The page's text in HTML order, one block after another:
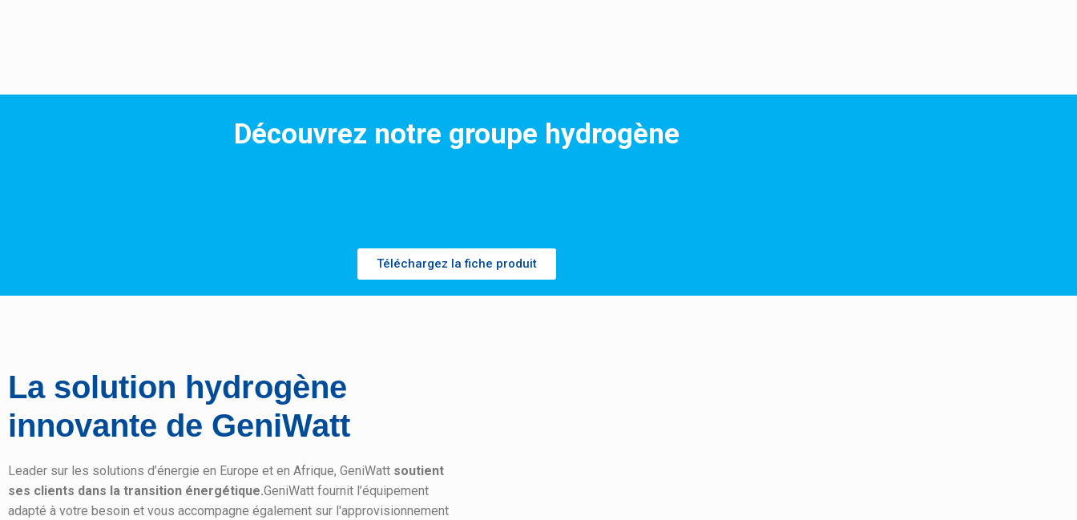
Découvrez notre groupe hydrogène
Téléchargez la fiche produit
La solution hydrogène
innovante de GeniWatt
Leader sur les solutions d’énergie en Europe et en Afrique, GeniWatt soutient
ses clients dans la transition énergétique.GeniWatt fournit l’équipement
adapté à votre besoin et vous accompagne également sur l'approvisionnement